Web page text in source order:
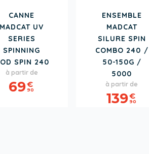
CANNE
MADCAT UV
SERIES
SPINNING
SPIN 240
Prix
à partir de
69€
90
ENSEMBLE
MADCAT
SILURE SPIN
COMBO 240 /
50-150G /
5000
Prix
à partir de
139€
90